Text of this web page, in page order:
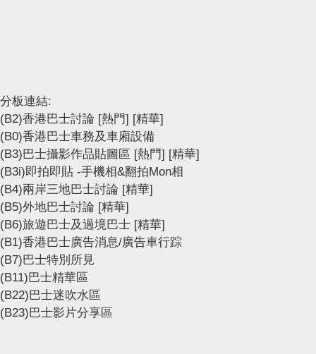
分板連結:
(B2)香港巴士討論 [熱門] [精華]
(B0)香港巴士車務及車廂設備
(B3)巴士攝影作品貼圖區 [熱門] [精華]
(B3i)即拍即貼 -手機相&翻拍Mon相
(B4)兩岸三地巴士討論 [精華]
(B5)外地巴士討論 [精華]
(B6)旅遊巴士及過境巴士 [精華]
(B1)香港巴士廣告消息/廣告車行踪
(B7)巴士特別所見
(B11)巴士精華區
(B22)巴士迷吹水區
(B23)巴士影片分享區